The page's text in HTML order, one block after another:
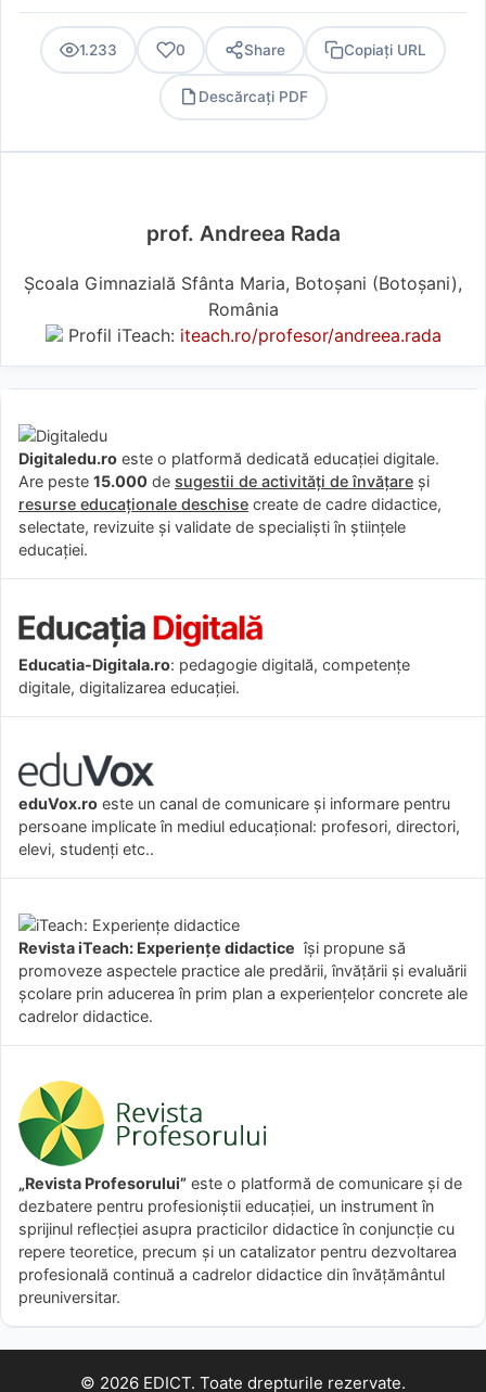
1.233 0 Share Copiați URL
Descărcați PDF
prof. Andreea Rada
Școala Gimnazială Sfânta Maria, Botoșani (Botoşani),
România
Profil iTeach: iteach.ro/profesor/andreea.rada
Digitaledu.ro este o platformă dedicată educației digitale.
Are peste 15.000 de sugestii de activități de învățare și
resurse educaționale deschise create de cadre didactice,
selectate, revizuite și validate de specialiști în științele
educației.
Educatia-Digitala.ro: pedagogie digitală, competențe
digitale, digitalizarea educației.
eduVox.ro este un canal de comunicare și informare pentru
persoane implicate în mediul educațional: profesori, directori,
elevi, studenți etc..
Revista iTeach: Experienţe didactice îşi propune să
promoveze aspectele practice ale predării, învăţării şi evaluării
şcolare prin aducerea în prim plan a experienţelor concrete ale
cadrelor didactice.
„Revista Profesorului” este o platformă de comunicare și de
dezbatere pentru profesioniștii educației, un instrument în
sprijinul reflecției asupra practicilor didactice în conjuncție cu
repere teoretice, precum și un catalizator pentru dezvoltarea
profesională continuă a cadrelor didactice din învățământul
preuniversitar.
© 2026 EDICT. Toate drepturile rezervate.